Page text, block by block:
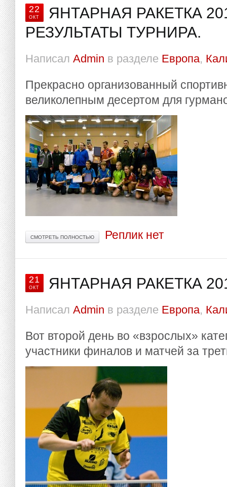
22
ОКТ
ЯНТАРНАЯ РАКЕТКА
РЕЗУЛЬТАТЫ ТУРНИРА.
Написал Admin в разделе Европа,
Прекрасно организованный
великолепным десертом для
СМОТРЕТЬ ПОЛНОСТЬЮ Реплик нет
21
ОКТ ЯНТАРНАЯ РАКЕТКА
Написал Admin в разделе Европа,
Вот второй день во «взрослых»
участники финалов и матчей за